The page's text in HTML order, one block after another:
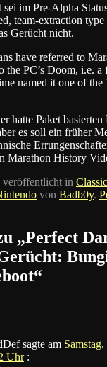
im Pre-Alpha
team-extraction
Gerücht nicht.
have referred to
the PC’s Doom, i.e. a
named it one of the
hatte Paket
es soll ein früher
Marathon History
veröffentlicht in
von Badb0y.
„Perfect
“
sagte am
Uhr :